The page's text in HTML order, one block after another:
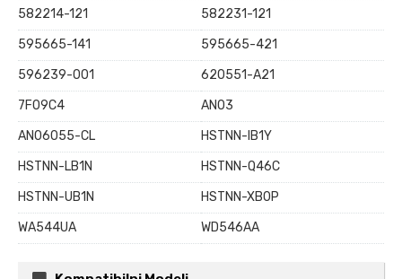
582214-121
582231-121
595665-141
595665-421
596239-001
620551-A21
7F09C4
AN03
AN06055-CL
HSTNN-IB1Y
HSTNN-LB1N
HSTNN-Q46C
HSTNN-UB1N
HSTNN-XB0P
WA544UA
WD546AA